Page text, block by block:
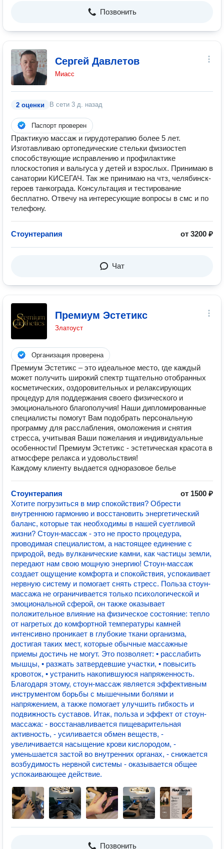
Позвонить
Сергей Давлетов
Миасс
2 оценки В сети 3 д. назад
Паспорт проверен
Практикую массаж и гирудотерапию более 5 лет.
Изготавливаю ортопедические стельки физиостеп
способствующие исправлению и профилактике
плоскостопия и вальгуса у детей и взрослых. Принимаю в
санатории КИСЕГАЧ. Так же принимаю на чтз, челябинск-
героев танкограда. Консультация и тестирование
бесплатно. Отвечу на интересующие вопросы в смс и по
телефону.
Стоунтерапия от 3200 ₽
Чат
Премиум Эстетикс
Златоуст
Организация проверена
Премиум Эстетикс – это идеальное место, где каждый
может получить широкий спектр тщательно отобранных
косметических, оздоровительных и релаксирующих
процедур для поддержания своего физического и
эмоционального благополучия! Наши дипломированные
специалисты помогут Вам подобрать персональную
программу для расслабления, омоложения и снятия
стресса, учитывая Ваши пожелания и индивидуальные
особенности! Премиум Эстетикс - эстетическая красота в
атмосфере релакса и удовольствия!
Каждому клиенту выдается одноразовое белье
Стоунтерапия
от 1500 ₽
Хотите погрузиться в мир спокойствия? Обрести
внутреннюю гармонию и восстановить энергетический
баланс, которые так необходимы в нашей суетливой
жизни?‍ Стоун-массаж - это не просто процедура,
проводимая специалистом, а настоящее единение с
природой, ведь вулканические камни, как частицы земли,
передают нам свою мощную энергию! Стоун-массаж
создает ощущение комфорта и спокойствия, успокаивает
нервную систему и помогает снять стресс. Польза стоун-
массажа не ограничивается только психологической и
эмоциональной сферой, он также оказывает
положительное влияние на физическое состояние: тепло
от нагретых до комфортной температуры камней
интенсивно проникает в глубокие ткани организма,
достигая таких мест, которые обычные массажные
приемы достичь не могут. Это позволяет: • расслабить
мышцы, • разжать затвердевшие участки, • повысить
кровоток, • устранить накопившуюся напряженность.
Благодаря этому, стоун-массаж является эффективным
инструментом борьбы с мышечными болями и
напряжением, а также помогает улучшить гибкость и
подвижность суставов. Итак, польза и эффект от стоун-
массажа: - восстанавливается пищеварительная
активность, - усиливается обмен веществ, -
увеличивается насыщение крови кислородом, -
уменьшается застой во внутренних органах, - снижается
возбудимость нервной системы - оказывается общее
успокаивающее действие.
Позвонить